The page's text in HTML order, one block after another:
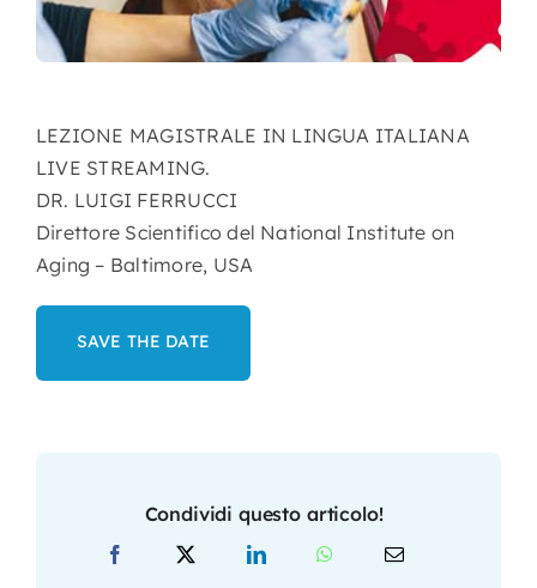
Area Soci
LEZIONE MAGISTRALE IN LINGUA ITALIANA
LIVE STREAMING.
DR. LUIGI FERRUCCI
Direttore Scientifico del National Institute on
Aging – Baltimore, USA
SAVE THE DATE
Condividi questo articolo!